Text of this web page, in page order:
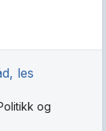
les
og